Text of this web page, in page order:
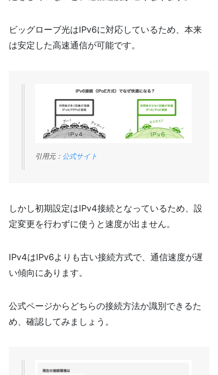
ビッグローブ光はIPv6に対応しているため、本来
は安定した高速通信が可能です。
引用元： 公式サイト
しかし初期設定はIPv4接続となっているため、設
定変更を行わずに使うと速度が出ません。
IPv4はIPv6よりも古い接続方式で、通信速度が遅
い傾向にあります。
公式ページからどちらの接続方法か識別できるた
め、確認してみましょう。